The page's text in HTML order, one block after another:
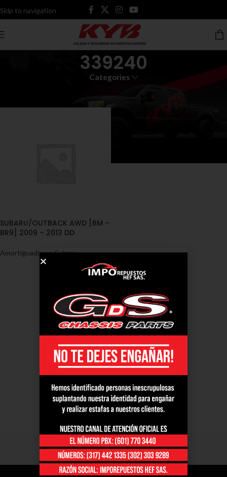
Skip to navigation
Skip to main content
339240
Categories
SUBARU/OUTBACK AWD [BM –
BR9] 2009 – 2013 DD
Amortiguadores,Subaru